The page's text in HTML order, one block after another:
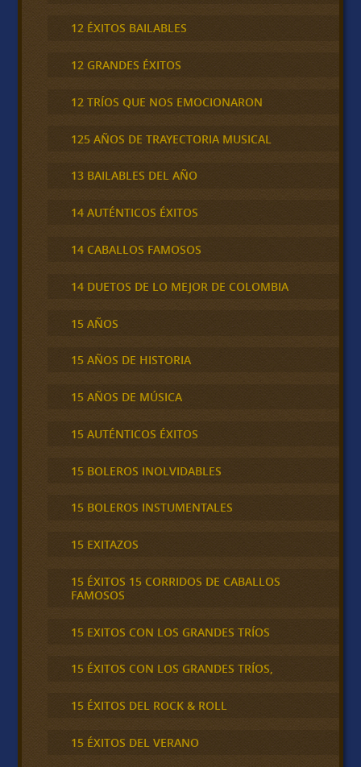
12 ÉXITOS BAILABLES
12 GRANDES ÉXITOS
12 TRÍOS QUE NOS EMOCIONARON
125 AÑOS DE TRAYECTORIA MUSICAL
13 BAILABLES DEL AÑO
14 AUTÉNTICOS ÉXITOS
14 CABALLOS FAMOSOS
14 DUETOS DE LO MEJOR DE COLOMBIA
15 AÑOS
15 AÑOS DE HISTORIA
15 AÑOS DE MÚSICA
15 AUTÉNTICOS ÉXITOS
15 BOLEROS INOLVIDABLES
15 BOLEROS INSTUMENTALES
15 EXITAZOS
15 ÉXITOS 15 CORRIDOS DE CABALLOS
FAMOSOS
15 EXITOS CON LOS GRANDES TRÍOS
15 ÉXITOS CON LOS GRANDES TRÍOS,
15 ÉXITOS DEL ROCK & ROLL
15 ÉXITOS DEL VERANO